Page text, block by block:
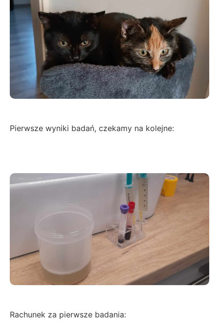
Pierwsze wyniki badań, czekamy na kolejne:
Rachunek za pierwsze badania: